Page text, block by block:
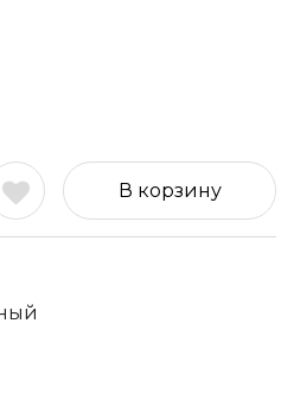
В корзину